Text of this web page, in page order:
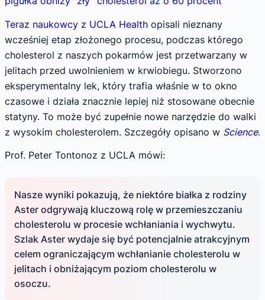
Teraz naukowcy z UCLA Health opisali nieznany
wcześniej etap złożonego procesu, podczas którego
cholesterol z naszych pokarmów jest przetwarzany w
jelitach przed uwolnieniem w krwiobiegu. Stworzono
eksperymentalny lek, który trafia właśnie w to okno
czasowe i działa znacznie lepiej niż stosowane obecnie
statyny. To może być zupełnie nowe narzędzie do walki
z wysokim cholesterolem. Szczegóły opisano w Science.
Prof. Peter Tontonoz z UCLA mówi:
Nasze wyniki pokazują, że niektóre białka z rodziny
Aster odgrywają kluczową rolę w przemieszczaniu
cholesterolu w procesie wchłaniania i wychwytu.
Szlak Aster wydaje się być potencjalnie atrakcyjnym
celem ograniczającym wchłanianie cholesterolu w
jelitach i obniżającym poziom cholesterolu w
osoczu.